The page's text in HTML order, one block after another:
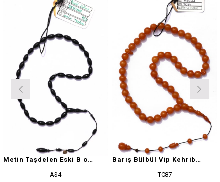
Metin Taşdelen Eski Blok Sıkma
AS4
Barış Bülbül Vip Kehribar Tesbih
TC87